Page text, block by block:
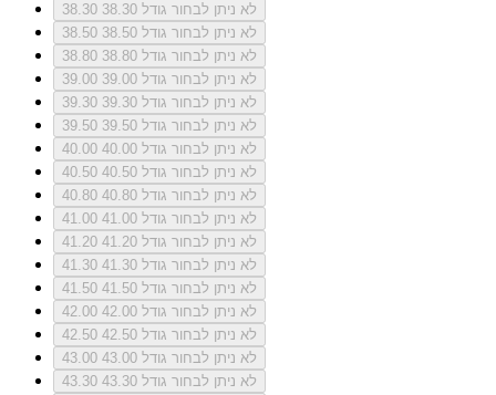
38.30
לא ניתן לבחור גודל 38.30
38.50
לא ניתן לבחור גודל 38.50
38.80
לא ניתן לבחור גודל 38.80
39.00
לא ניתן לבחור גודל 39.00
39.30
לא ניתן לבחור גודל 39.30
39.50
לא ניתן לבחור גודל 39.50
40.00
לא ניתן לבחור גודל 40.00
40.50
לא ניתן לבחור גודל 40.50
40.80
לא ניתן לבחור גודל 40.80
41.00
לא ניתן לבחור גודל 41.00
41.20
לא ניתן לבחור גודל 41.20
41.30
לא ניתן לבחור גודל 41.30
41.50
לא ניתן לבחור גודל 41.50
42.00
לא ניתן לבחור גודל 42.00
42.50
לא ניתן לבחור גודל 42.50
43.00
לא ניתן לבחור גודל 43.00
43.30
לא ניתן לבחור גודל 43.30